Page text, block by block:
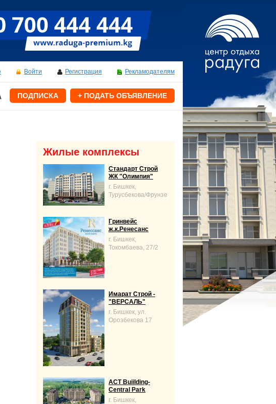
Войти Регистрация Рекламодателям
ПОДПИСКА + ПОДАТЬ ОБЪЯВЛЕНИЕ
Жилые комплексы
Стандарт Строй
ЖК "Олимпия"
г. Бишкек,
Турусбекова/Фрунзе
Гринвейс
ж.к.Ренесанс
г. Бишкек,
Токомбаева, 27/2
Имарат Строй -
"ВЕРСАЛЬ"
г. Бишкек, ул.
Орозбекова 17
ACT Buiilding-
Central Park
г. Бишкек,